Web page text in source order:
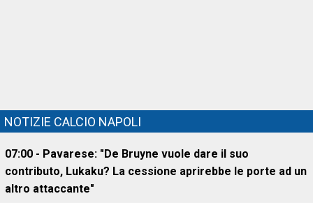
NOTIZIE CALCIO NAPOLI
07:00 - Pavarese: "De Bruyne vuole dare il suo
contributo, Lukaku? La cessione aprirebbe le porte ad un
altro attaccante"